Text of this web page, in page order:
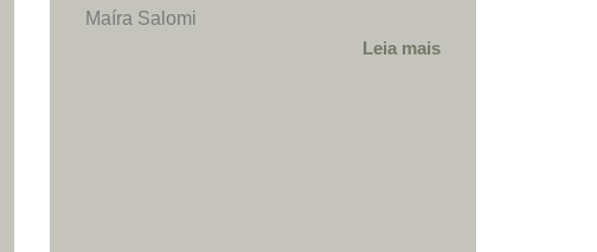
Maíra Salomi
Leia mais